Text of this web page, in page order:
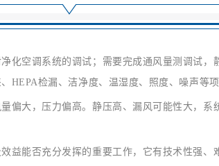
空调系统的调试；需要完成通风量测调试，
HEPA检漏、洁净度、温湿度、照度、噪声等
大，压力偏高。静压高、漏风可能性大，系
能否充分发挥的重要工作，它有技术性强、